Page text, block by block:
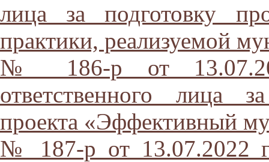
лица за подготовку
практики, реализуемой
№ 186-р от
ответственного лица
проекта «Эффективный
№ 187-р от 13.07.2022